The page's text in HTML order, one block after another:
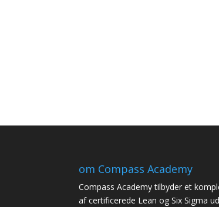
om Compass Academy
Compass Academy tilbyder et
af certificerede Lean og Six Sigma